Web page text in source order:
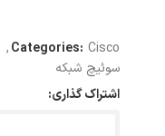
Categories: Cisco
,
سوئیچ شبکه
اشتراک گذاری: